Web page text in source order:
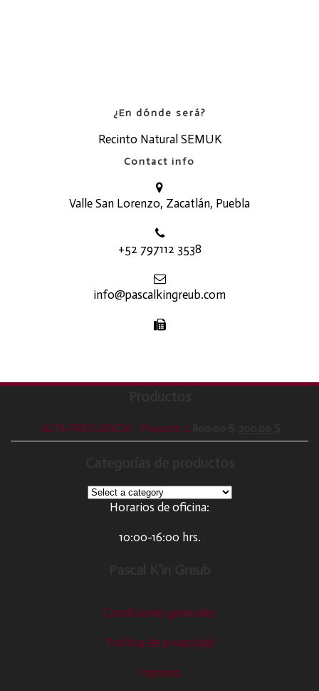
¿En dónde será?
Recinto Natural SEMUK
Contact info
Valle San Lorenzo, Zacatlán, Puebla
+52 797112 3538
info@pascalkingreub.com
ALTA FRECUENCIA - Paquete 2
Horarios de oficina:
10:00-16:00 hrs.
Condiciones generales
Política de privacidad
Impreso